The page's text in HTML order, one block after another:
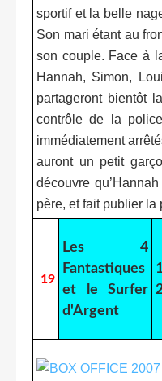
sportif et la belle
Son mari étant au
son couple. Face à
Hannah, Simon,
partageront bientôt
contrôle de la
immédiatement
auront un petit
découvre
père, et fait publier
19
Les 4
Fantastiques
et le Surfer
d'Argent